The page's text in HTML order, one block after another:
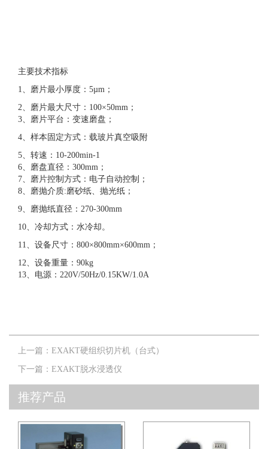
主要技术指标
1、磨片最小厚度：5µm；
2、磨片最大尺寸：100×50mm；
3、磨片平台：变速磨盘；
4、样本固定方式：载玻片真空吸附
5、转速：10-200min-1
6、磨盘直径：300mm；
7、磨片控制方式：电子自动控制；
8、磨抛介质:磨砂纸、抛光纸；
9、磨抛纸直径：270-300mm
10、冷却方式：水冷却。
11、设备尺寸：800×800mm×600mm；
12、设备重量：90kg
13、电源：220V/50Hz/0.15KW/1.0A
上一篇： EXAKT硬组织切片机（台式）
下一篇： EXAKT脱水浸透仪
推荐产品